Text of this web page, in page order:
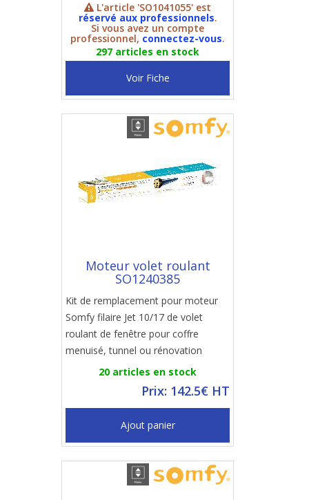
L'article 'SO1041055' est
réservé aux professionnels.
Si vous avez un compte
professionnel, connectez-vous.
297 articles en stock
Voir Fiche
Moteur volet roulant
SO1240385
Kit de remplacement pour moteur
Somfy filaire Jet 10/17 de volet
roulant de fenêtre pour coffre
menuisé, tunnel ou rénovation
20 articles en stock
Prix: 142.5€ HT
Ajout panier